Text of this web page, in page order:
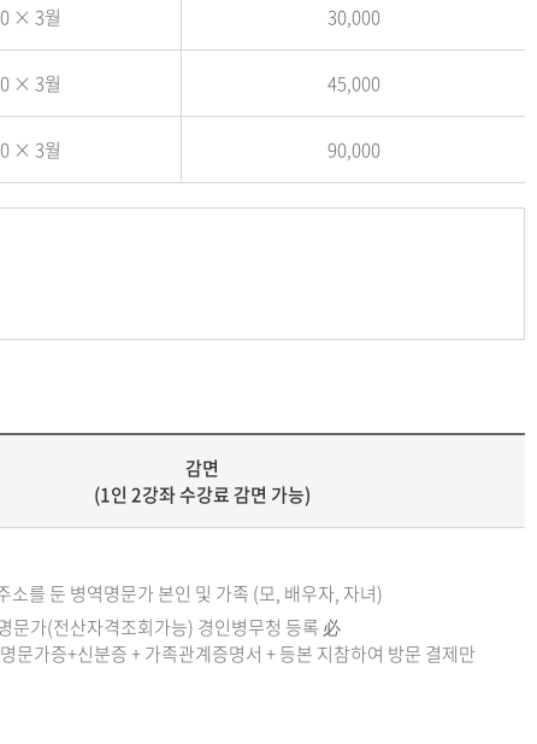
× 3월 30,000
× 3월 45,000
× 3월 90,000
감면
(1인 2강좌 수강료 감면 가능)
소를 둔 병역명문가 본인 및 가족 (모, 배우자, 자녀)
문가(전산자격조회가능) 경인병무청 등록 必
문가증+신분증 + 가족관계증명서 + 등본 지참하여 방문 결제만